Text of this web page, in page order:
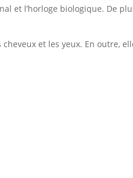
et l’horloge biologique. De
et les yeux. En outre,